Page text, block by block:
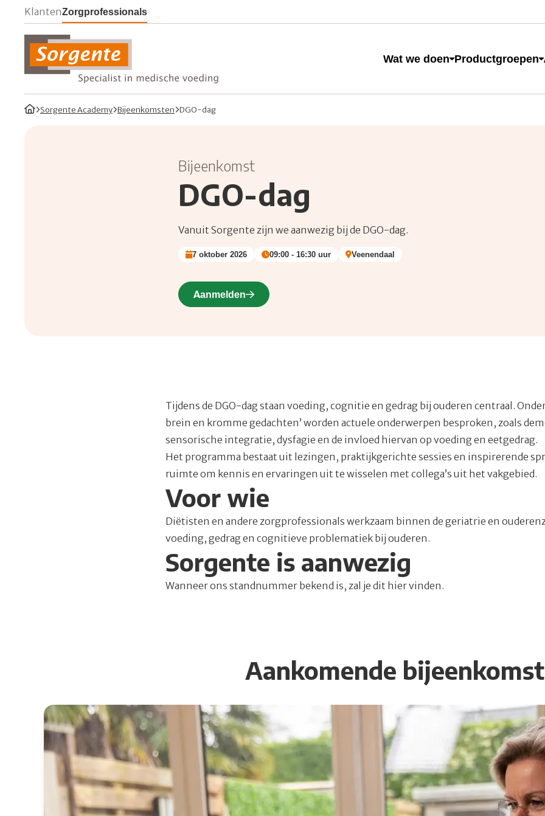
Ga naar Sorgente's consumenten website
KlantenGa naar Sorgente's zorgprofessionals website
Zorgprofessionals
Wat we doen Productgroepen
Waar ben je naar op zoek?
HomeSorgente Academy Bijeenkomsten DGO-dag
DGO-dag
Bijeenkomst
Vanuit Sorgente zijn we aanwezig bij de DGO-dag.
7 oktober 2026 09:00 - 16:30 uur Veenendaal
Aanmelden
Tijdens de DGO-dag staan voeding, cognitie en gedrag bij ouderen centraal.
brein en kromme gedachten’ worden actuele onderwerpen besproken, zoals
sensorische integratie, dysfagie en de invloed hiervan op voeding en eetgedrag.
Het programma bestaat uit lezingen, praktijkgerichte sessies en inspirerende
ruimte om kennis en ervaringen uit te wisselen met collega’s uit het vakgebied.
Voor wie
Diëtisten en andere zorgprofessionals werkzaam binnen de geriatrie en
voeding, gedrag en cognitieve problematiek bij ouderen.
Sorgente is aanwezig
Wanneer ons standnummer bekend is, zal je dit hier vinden.
Aankomende
Lees meer over Klinische les sondevoeding